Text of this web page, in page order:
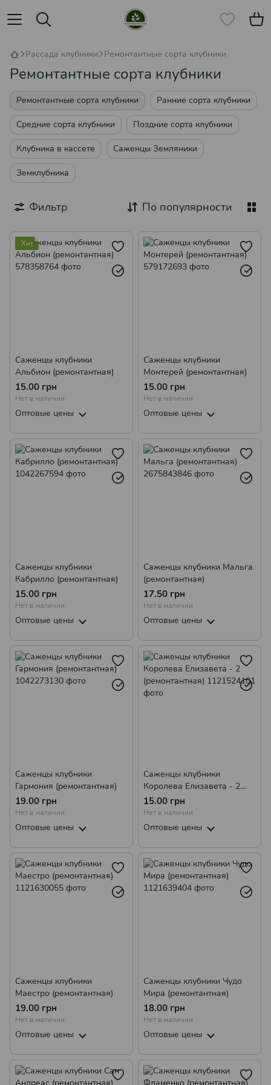
Рассада клубники Ремонтантные сорта клубники
Ремонтантные сорта клубники
Ремонтантные сорта клубники Ранние сорта клубники
Средние сорта клубники Поздние сорта клубники
Клубника в кассете Саженцы Земляники
Земклубника
Фильтр По популярности
Хит
Саженцы клубники
Альбион (ремонтантная)
15.00 грн
Нет в наличии
Оптовые цены
Саженцы клубники
Монтерей (ремонтантная)
15.00 грн
Нет в наличии
Оптовые цены
Саженцы клубники
Кабрилло (ремонтантная)
15.00 грн
Нет в наличии
Оптовые цены
Саженцы клубники Мальга
(ремонтантная)
17.50 грн
Нет в наличии
Оптовые цены
Саженцы клубники
Гармония (ремонтантная)
19.00 грн
Нет в наличии
Оптовые цены
Саженцы клубники
Королева Елизавета - 2
(ремонтантная)
15.00 грн
Нет в наличии
Оптовые цены
Саженцы клубники
Маестро (ремонтантная)
19.00 грн
Нет в наличии
Оптовые цены
Саженцы клубники Чудо
Мира (ремонтантная)
18.00 грн
Нет в наличии
Оптовые цены